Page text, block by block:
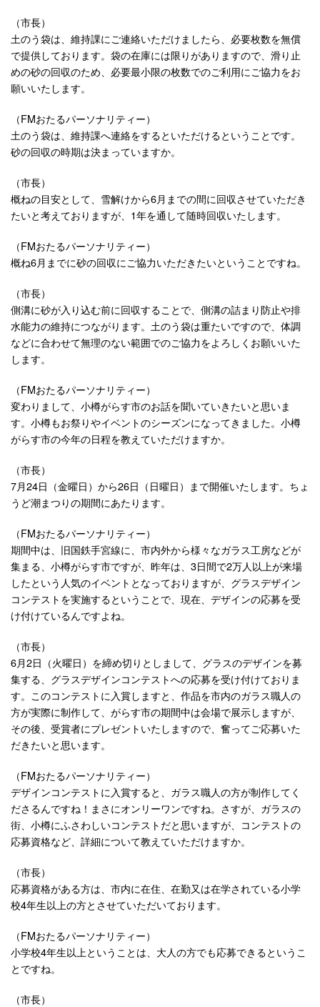
（市長）
土のう袋は、維持課にご連絡いただけましたら、必要枚数を無償
で提供しております。袋の在庫には限りがありますので、滑り止
めの砂の回収のため、必要最小限の枚数でのご利用にご協力をお
願いいたします。
（FMおたるパーソナリティー）
土のう袋は、維持課へ連絡をするといただけるということです。
砂の回収の時期は決まっていますか。
（市長）
概ねの目安として、雪解けから6月までの間に回収させていただき
たいと考えておりますが、1年を通して随時回収いたします。
（FMおたるパーソナリティー）
概ね6月までに砂の回収にご協力いただきたいということですね。
（市長）
側溝に砂が入り込む前に回収することで、側溝の詰まり防止や排
水能力の維持につながります。土のう袋は重たいですので、体調
などに合わせて無理のない範囲でのご協力をよろしくお願いいた
します。
（FMおたるパーソナリティー）
変わりまして、小樽がらす市のお話を聞いていきたいと思いま
す。小樽もお祭りやイベントのシーズンになってきました。小樽
がらす市の今年の日程を教えていただけますか。
（市長）
7月24日（金曜日）から26日（日曜日）まで開催いたします。ちょ
うど潮まつりの期間にあたります。
（FMおたるパーソナリティー）
期間中は、旧国鉄手宮線に、市内外から様々なガラス工房などが
集まる、小樽がらす市ですが、昨年は、3日間で2万人以上が来場
したという人気のイベントとなっておりますが、グラスデザイン
コンテストを実施するということで、現在、デザインの応募を受
け付けているんですよね。
（市長）
6月2日（火曜日）を締め切りとしまして、グラスのデザインを募
集する、グラスデザインコンテストへの応募を受け付けておりま
す。このコンテストに入賞しますと、作品を市内のガラス職人の
方が実際に制作して、がらす市の期間中は会場で展示しますが、
その後、受賞者にプレゼントいたしますので、奮ってご応募いた
だきたいと思います。
（FMおたるパーソナリティー）
デザインコンテストに入賞すると、ガラス職人の方が制作してく
ださるんですね！まさにオンリーワンですね。さすが、ガラスの
街、小樽にふさわしいコンテストだと思いますが、コンテストの
応募資格など、詳細について教えていただけますか。
（市長）
応募資格がある方は、市内に在住、在勤又は在学されている小学
校4年生以上の方とさせていただいております。
（FMおたるパーソナリティー）
小学校4年生以上ということは、大人の方でも応募できるというこ
とですね。
（市長）